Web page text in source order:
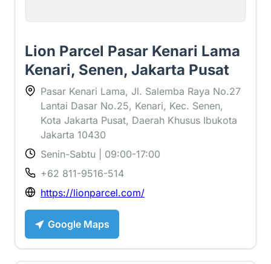
Lion Parcel Pasar Kenari Lama
Kenari, Senen, Jakarta Pusat
Pasar Kenari Lama, Jl. Salemba Raya No.27
Lantai Dasar No.25, Kenari, Kec. Senen,
Kota Jakarta Pusat, Daerah Khusus Ibukota
Jakarta 10430
Senin-Sabtu | 09:00-17:00
+62 811-9516-514
https://lionparcel.com/
Google Maps